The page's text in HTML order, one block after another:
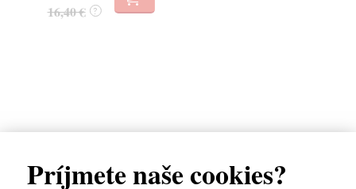
Príjmete naše cookies?
16,40 € ?